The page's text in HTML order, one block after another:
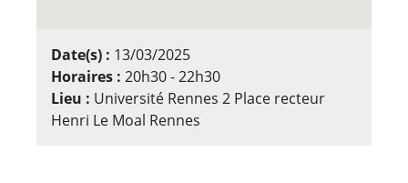
Date(s) : 13/03/2025
Horaires : 20h30 - 22h30
Lieu : Université Rennes 2 Place recteur
Henri Le Moal Rennes